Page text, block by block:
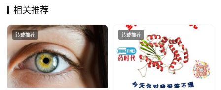
相关推荐
转载推荐 转载推荐